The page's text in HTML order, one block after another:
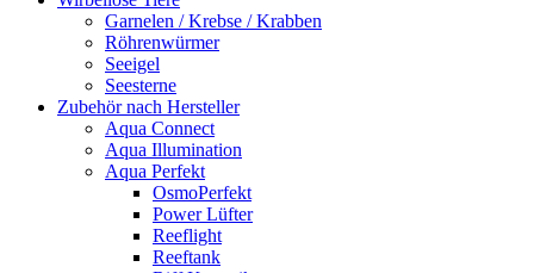
Garnelen / Krebse / Krabben
Röhrenwürmer
Seeigel
Seesterne
Zubehör nach Hersteller
Aqua Connect
Aqua Illumination
Aqua Perfekt
OsmoPerfekt
Power Lüfter
Reeflight
Reeftank